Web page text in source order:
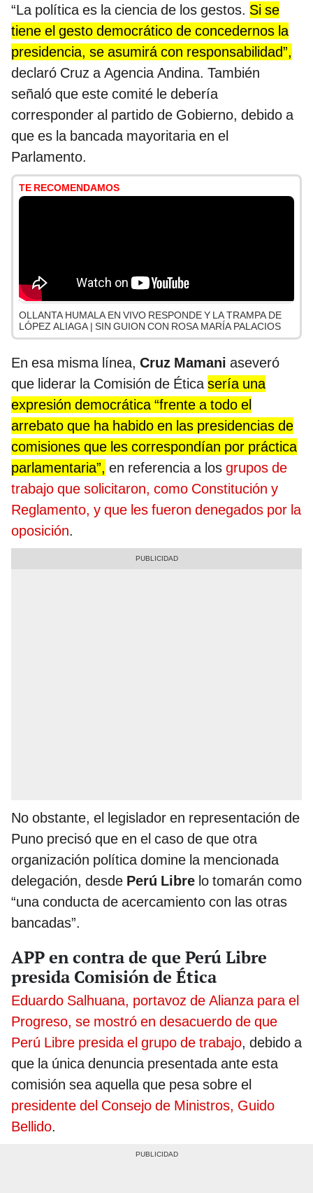
“La política es la ciencia de los gestos. Si se
tiene el gesto democrático de concedernos la
presidencia, se asumirá con responsabilidad”,
declaró Cruz a Agencia Andina. También
señaló que este comité le debería
corresponder al partido de Gobierno, debido a
que es la bancada mayoritaria en el
Parlamento.
TE RECOMENDAMOS
OLLANTA HUMALA EN VIVO RESPONDE Y LA TRAMPA DE
LÓPEZ ALIAGA | SIN GUION CON ROSA MARÍA PALACIOS
En esa misma línea, Cruz Mamani aseveró
que liderar la Comisión de Éticasería una
expresión democrática “frente a todo el
arrebato que ha habido en las presidencias de
comisiones que les correspondían por práctica
parlamentaria”, en referencia a los grupos de
trabajo que solicitaron, como Constitución y
Reglamento, y que les fueron denegados por la
oposición.
No obstante, el legislador en representación de
Puno precisó que en el caso de que otra
organización política domine la mencionada
delegación, desde Perú Libre lo tomarán como
“una conducta de acercamiento con las otras
bancadas”.
APP en contra de que Perú Libre
presida Comisión de Ética
Eduardo Salhuana, portavoz de Alianza para el
Progreso, se mostró en desacuerdo de que
Perú Libre presida el grupo de trabajo, debido a
que la única denuncia presentada ante esta
comisión sea aquella que pesa sobre el
presidente del Consejo de Ministros, Guido
Bellido.